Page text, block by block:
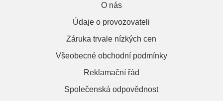
O nás
Údaje o provozovateli
Záruka trvale nízkých cen
Všeobecné obchodní podmínky
Reklamační řád
Společenská odpovědnost